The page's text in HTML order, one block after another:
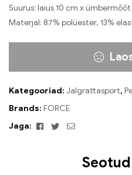
Suurus: laius 10 cm x
Materjal: 87% polüester, 13%
Kategooriad: Jalgrattasport,
Brands: FORCE
Jaga:
Facebook
TwitterEmail